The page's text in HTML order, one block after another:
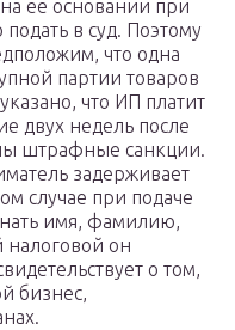
ее основании при
в суд. Поэтому
что одна
партии товаров
что ИП платит
двух недель после
штрафные санкции.
задерживает
случае при подаче
имя, фамилию,
налоговой он
о том,
бизнес,